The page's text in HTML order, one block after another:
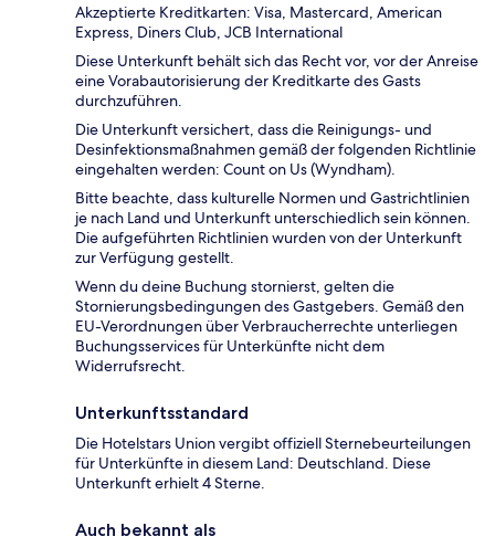
Akzeptierte Kreditkarten: Visa, Mastercard, American
Express, Diners Club, JCB International
Diese Unterkunft behält sich das Recht vor, vor der Anreise
eine Vorabautorisierung der Kreditkarte des Gasts
durchzuführen.
Die Unterkunft versichert, dass die Reinigungs- und
Desinfektionsmaßnahmen gemäß der folgenden Richtlinie
eingehalten werden: Count on Us (Wyndham).
Bitte beachte, dass kulturelle Normen und Gastrichtlinien
je nach Land und Unterkunft unterschiedlich sein können.
Die aufgeführten Richtlinien wurden von der Unterkunft
zur Verfügung gestellt.
Wenn du deine Buchung stornierst, gelten die
Stornierungsbedingungen des Gastgebers. Gemäß den
EU-Verordnungen über Verbraucherrechte unterliegen
Buchungsservices für Unterkünfte nicht dem
Widerrufsrecht.
Unterkunftsstandard
Die Hotelstars Union vergibt offiziell Sternebeurteilungen
für Unterkünfte in diesem Land: Deutschland. Diese
Unterkunft erhielt 4 Sterne.
Auch bekannt als